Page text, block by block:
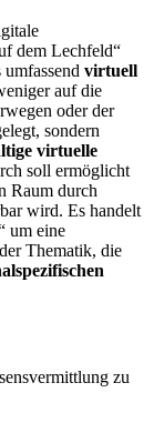
dem Lechfeld“
virtuell
auf die
oder der
sondern
virtuelle
soll ermöglicht
Raum durch
wird. Es handelt
um eine
der Thematik, die
zu